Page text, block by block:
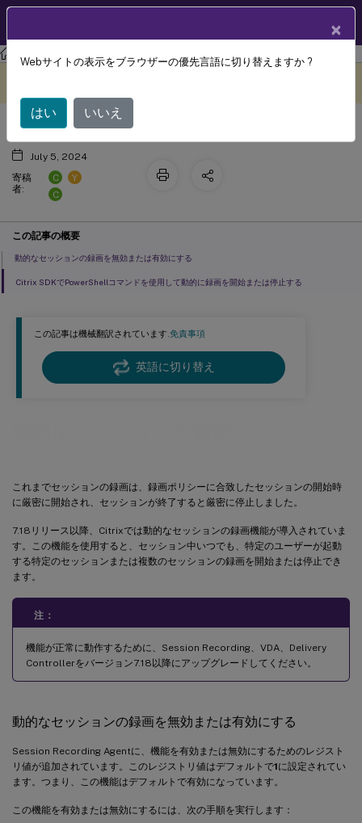
Session Recording Session Recording 2103
この記事は機械翻訳されています.免責事項
英語に切り替え
これまでセッションの録画は、録画ポリシーに合致したセッションの開始時
に厳密に開始され、セッションが終了すると厳密に停止しました。
7.18リリース以降、Citrixでは動的なセッションの録画機能が導入されていま
す。この機能を使用すると、セッション中いつでも、特定のユーザーが起動
する特定のセッションまたは複数のセッションの録画を開始または停止でき
ます。
注：
機能が正常に動作するために、Session Recording、VDA、Delivery
Controllerをバージョン7.18以降にアップグレードしてください。
動的なセッションの録画を無効または有効にする
Session Recording Agentに、機能を有効または無効にするためのレジスト
リ値が追加されています。このレジストリ値はデフォルトで1に設定されてい
ます。つまり、この機能はデフォルトで有効になっています。
この機能を有効または無効にするには、次の手順を実行します：
動的なセッションの録画
July 5, 2024
寄稿
者:
C
Y
C
この記事の概要
動的なセッションの録画を無効または有効にする
Citrix SDKでPowerShellコマンドを使用して動的に録画を開始または停止する
×
Webサイトの表示をブラウザーの優先言語に切り替えますか ?
はい いいえ